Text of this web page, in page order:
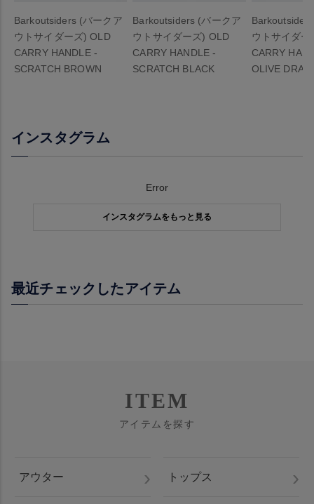
Barkoutsiders (バークア
ウトサイダーズ) OLD
CARRY HANDLE -
SCRATCH BROWN
Barkoutsiders (バークア
ウトサイダーズ) OLD
CARRY HANDLE -
SCRATCH BLACK
ウトサイダ
CARRY
OLIVE DRAB
インスタグラム
Error
インスタグラムをもっと見る
最近チェックしたアイテム
ITEM
アイテムを探す
アウター トップス